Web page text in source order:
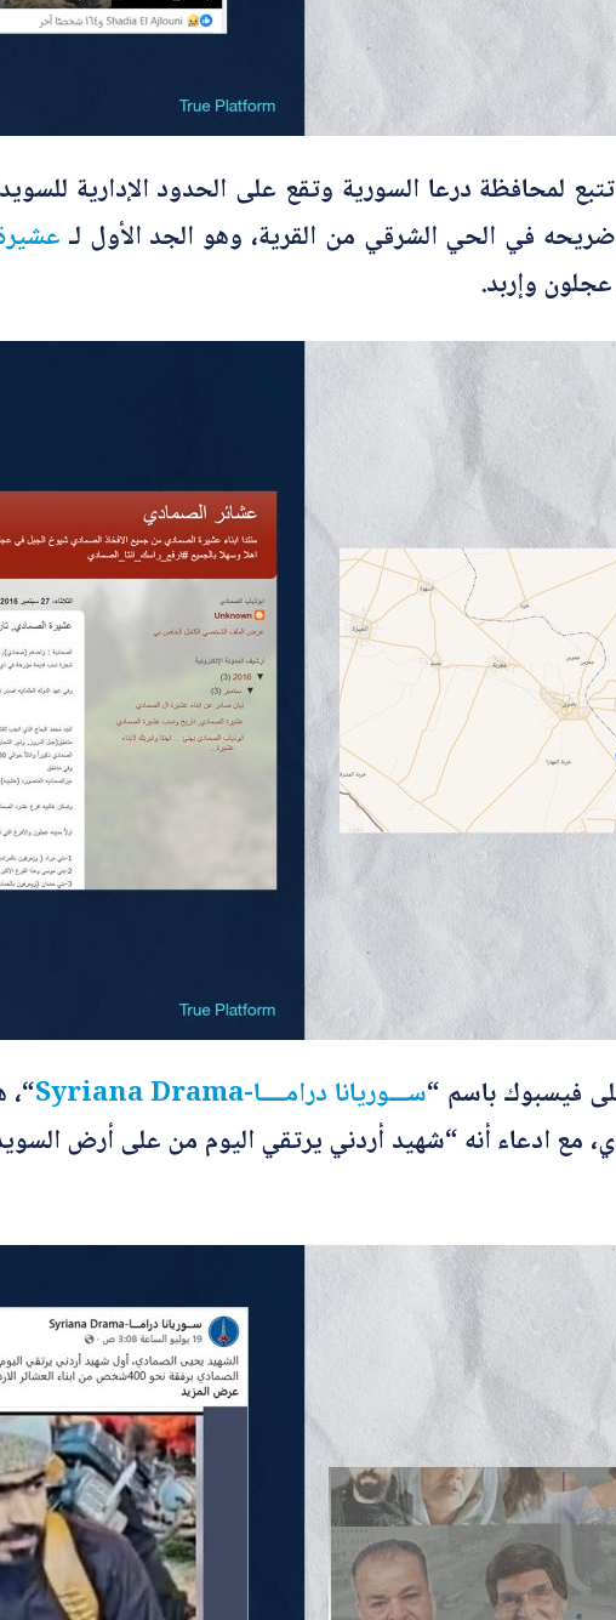
لمحافظة درعا السورية وتقع على الحدود الإدارية
في الحي الشرقي من القرية، وهو الجد الأول لـ
وإربد.
فيسبوك باسم “ســـوريانا درامــــا-Syriana Drama